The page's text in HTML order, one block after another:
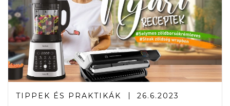
TIPPEK ÉS PRAKTIKÁK 26.6.2023